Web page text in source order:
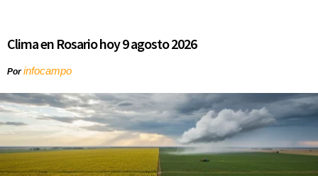
Clima en Rosario hoy 9 agosto 2026
Porinfocampo